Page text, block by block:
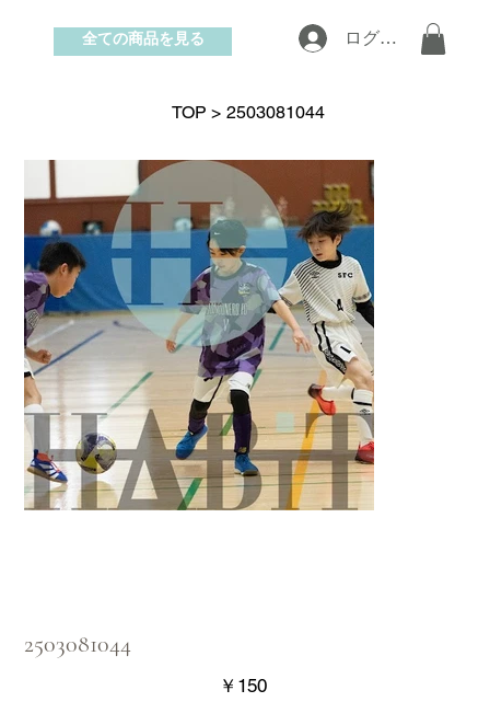
お問い合わせ
ログイン
全ての商品を見る
TOP > 2503081044
2503081044
価
格
￥150